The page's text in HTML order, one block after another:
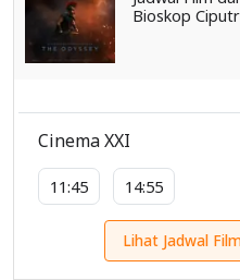
Bioskop
Cinema XXI
11:45 14:55
Lihat Jadwal